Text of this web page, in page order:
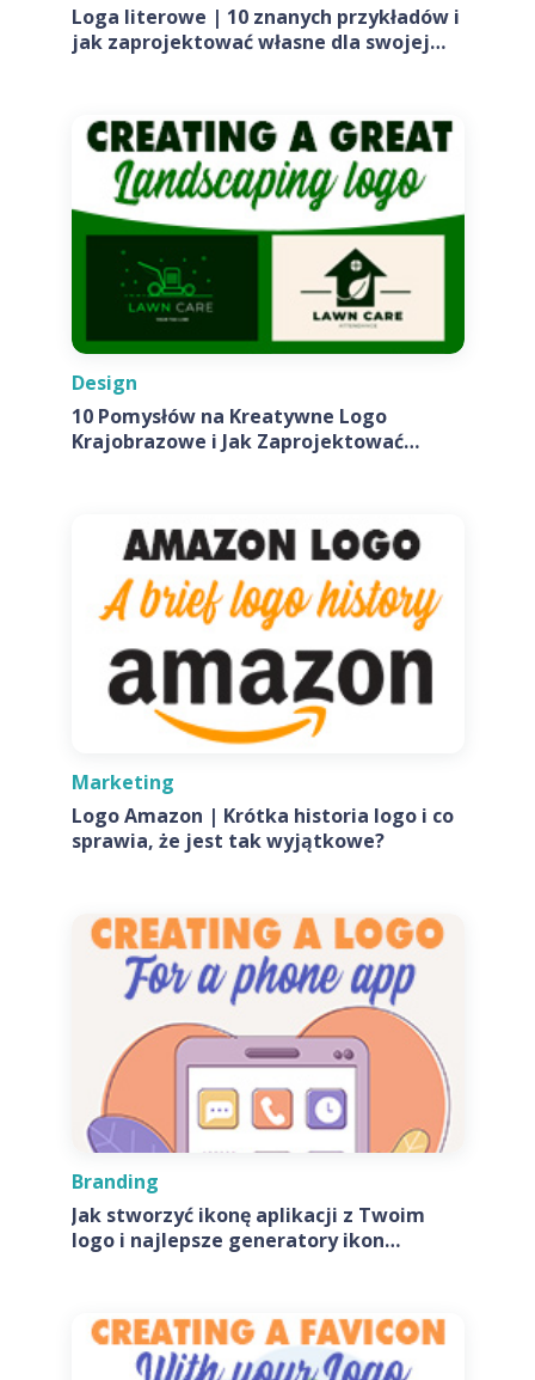
Loga literowe | 10 znanych przykładów i
jak zaprojektować własne dla swojej
Design
10 Pomysłów na Kreatywne Logo
Krajobrazowe i Jak Zaprojektować
Marketing
Logo Amazon | Krótka historia logo i co
sprawia, że jest tak wyjątkowe?
Branding
Jak stworzyć ikonę aplikacji z Twoim
logo i najlepsze generatory ikon